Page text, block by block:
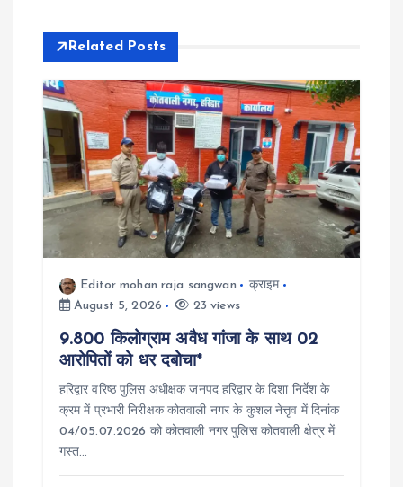
n
a
v
g
a
Related Posts
Editor mohan raja sangwan
क्राइम
August 5, 2026
23 views
9.800 किलोग्राम अवैध गांजा के साथ 02
आरोपितों को धर दबोचा*
हरिद्वार वरिष्ठ पुलिस अधीक्षक जनपद हरिद्वार के दिशा निर्देश के
क्रम में प्रभारी निरीक्षक कोतवाली नगर के कुशल नेत्तृव में दिनांक
04/05.07.2026 को कोतवाली नगर पुलिस कोतवाली क्षेत्र में
गस्त…